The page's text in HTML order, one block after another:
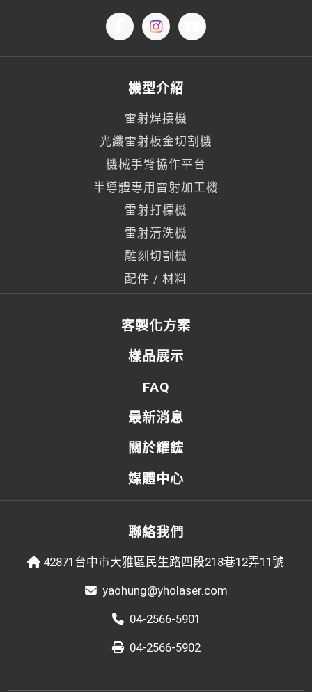
機型介紹
雷射焊接機
光纖雷射板金切割機
機械手臂協作平台
半導體專用雷射加工機
雷射打標機
雷射清洗機
雕刻切割機
配件 / 材料
客製化方案
樣品展示
FAQ
最新消息
關於耀鋐
媒體中心
聯絡我們
42871台中市大雅區民生路四段218巷12弄11號
yaohung@yholaser.com
04-2566-5901
04-2566-5902